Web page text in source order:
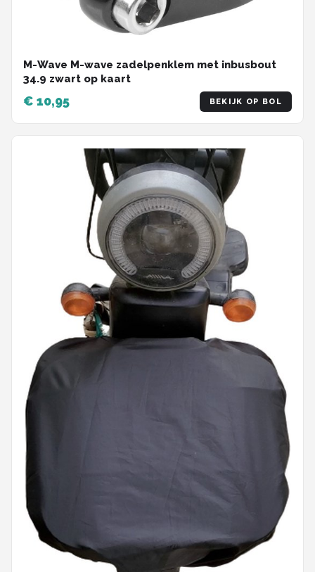
M-Wave M-wave zadelpenklem met inbusbout
34.9 zwart op kaart
€ 10,95 BEKIJK OP BOL